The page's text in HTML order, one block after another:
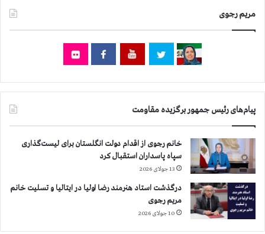
مریم رجوی
پیام‌های رئیس جمهور برگزیده مقاومت
خانم رجوی از اقدام دولت انگلستان برای لیست‌گذاری
سپاه پاسداران استقبال کرد
13 جولای 2026
درگذشت استاد هنرمند رضا اولیا در ایتالیا و تسلیت خانم
مریم رجوی
10 جولای 2026